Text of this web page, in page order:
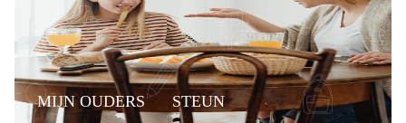
MIJN OUDERS STEUN